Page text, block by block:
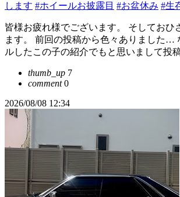
します #ホイールお披露目 #お盆休み #生
皆様お疲れ様でございます。 そしておひ
ます。 前回の投稿から色々ありました…
ルしたこの子の紹介でもと思いまして投
thumb_up 7
comment0
2026/08/08 12:34